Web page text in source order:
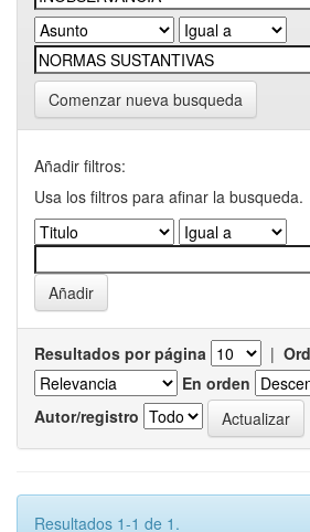
Comenzar nueva busqueda
Añadir filtros:
Usa los filtros para afinar la busqueda.
Resultados por página |
En orden
Autor/registro
Resultados 1-1 de 1.